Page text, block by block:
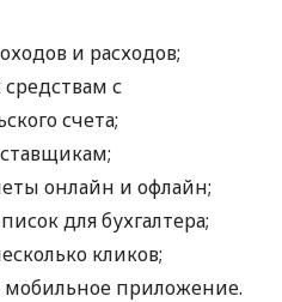
и расходов;
с
счета;
онлайн и офлайн;
для бухгалтера;
кликов;
мобильное приложение.